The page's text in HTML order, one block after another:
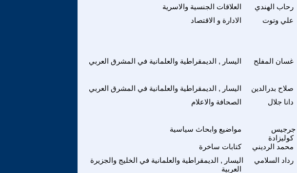
العلاقات الجنسية والاسرية رحاب الهندي
الادارة و الاقتصاد
علي وتوت
اليسار , الديمقراطية والعلمانية في المشرق العربي غسان المفلح
اليسار , الديمقراطية والعلمانية في المشرق العربي صلاح بدرالدين
الصحافة والاعلام
دانا جلال
مواضيع وابحاث سياسية
جرجيس
كوليزادة
كتابات ساخرة محمد الرديني
اليسار , الديمقراطية والعلمانية في الخليج والجزيرة
العربية
رداد السلامي